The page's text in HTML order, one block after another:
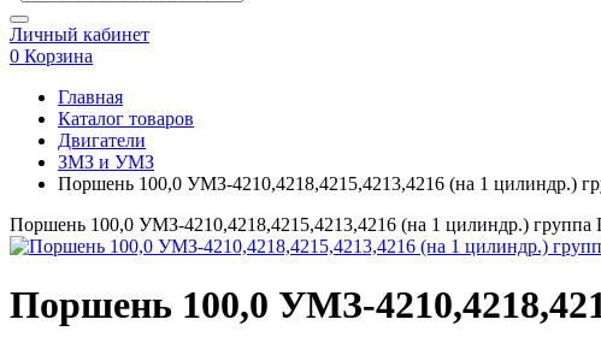
Личный кабинет
0 Корзина
Главная
Каталог товаров
Двигатели
ЗМЗ и УМЗ
Поршень 100,0 УМЗ-4210,4218,4215,4213,4216 (на 1 цилиндр.)
Поршень 100,0 УМЗ-4210,4218,4215,4213,4216 (на 1 цилиндр.) группа
Поршень 100,0 УМЗ-